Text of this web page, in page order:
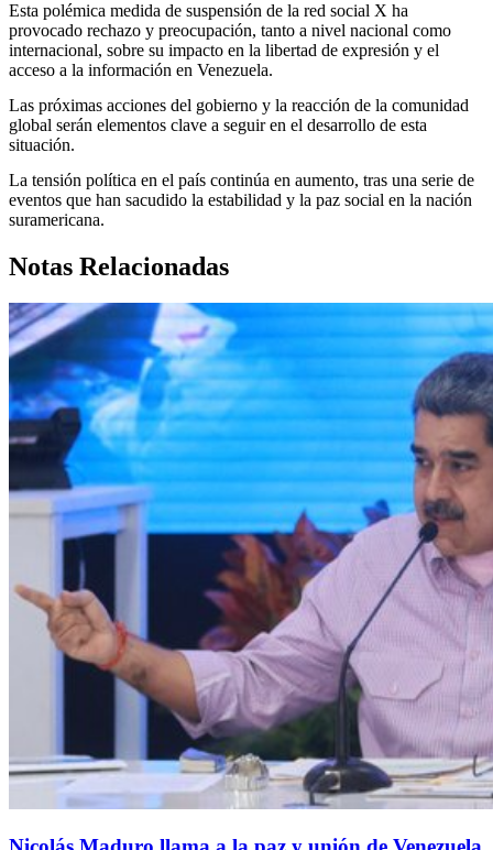
Esta polémica medida de suspensión de la red social X ha
provocado rechazo y preocupación, tanto a nivel nacional como
internacional, sobre su impacto en la libertad de expresión y el
acceso a la información en Venezuela.
Las próximas acciones del gobierno y la reacción de la comunidad
global serán elementos clave a seguir en el desarrollo de esta
situación.
La tensión política en el país continúa en aumento, tras una serie de
eventos que han sacudido la estabilidad y la paz social en la nación
suramericana.
Notas Relacionadas